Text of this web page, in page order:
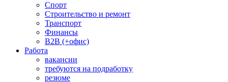
Спорт
Строительство и ремонт
Транспорт
Финансы
B2B (+офис)
Работа
вакансии
требуются на подработку
резюме